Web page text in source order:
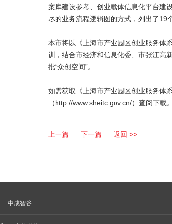
案库建设参考、创业载体信息化平台建
尽的业务流程逻辑图的方式，列出了19
本市将以《上海市产业园区创业服务体
训，结合市经济和信息化委、市张江高
批“众创空间”。
如需获取《上海市产业园区创业服务体
（http://www.sheitc.gov.cn/）查阅下载。
上一篇 下一篇 返回 >>
中成智谷